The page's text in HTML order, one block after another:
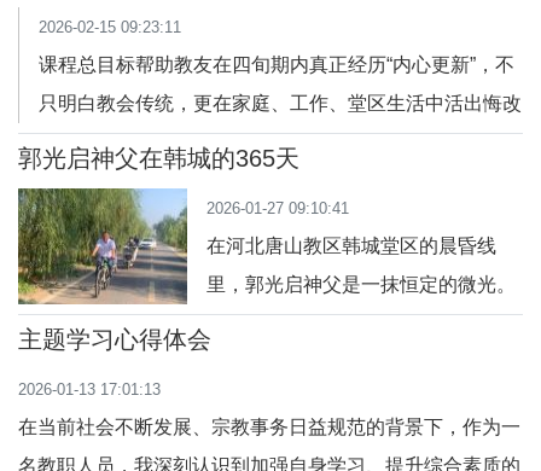
此文分享给各位读者朋友。左二为高
超朋神父不敢想象，今年竟然晋铎三
十周年啦！回眸修途，虽斗转星移，
笑容。愿借此机
2026-02-15 09:23:11
课程总目标帮助教友在四旬期内真正经历“内心更新”，不
只明白教会传统，更在家庭、工作、堂区生活中活出悔改
与复活的生命。核心圣言：「你们应全心归向我。」（岳
音吧！」（谷 1:15）前 言课程总导引：四旬期不是苦，
而是恩宠四旬期的真正目的：准备逾越节“四十”的圣
郭光启神父在韩城的365天
2026-01-27 09:10:41
在河北唐山教区韩城堂区的晨昏线
里，郭光启神父是一抹恒定的微光。
醒，教堂的门总会被准时推开。这一
主题学习心得体会
2026-01-13 17:01:13
在当前社会不断发展、宗教事务日益规范的背景下，作为一
名教职人员，我深刻认识到加强自身学习、提升综合素质的